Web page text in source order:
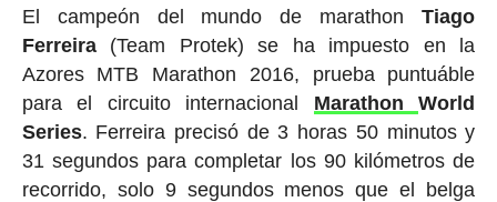
El campeón del mundo de marathonTiago
Ferreira(Team Protek) se ha impuesto en la
Azores MTB Marathon 2016, prueba puntuáble
para el circuito internacional MarathonWorld
Series. Ferreira precisó de 3 horas 50 minutos y
31 segundos para completar los 90 kilómetros de
recorrido, solo 9 segundos menos que el belga